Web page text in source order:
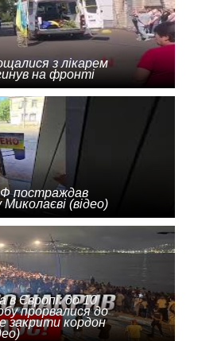
з лікарем
на фронті
постраждав
(відео)
в Європі: до 10
прорвалися до
закрити кордон